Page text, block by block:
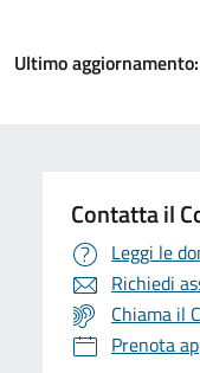
Ultimo aggiornamento:
Contatta il
Leggi le
Richiedi
Chiama il
Prenota